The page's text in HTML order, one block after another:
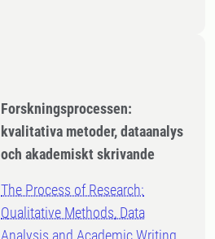
Forskningsprocessen:
kvalitativa metoder, dataanalys
och akademiskt skrivande
The Process of Research:
Qualitative Methods, Data
Analysis and Academic Writing